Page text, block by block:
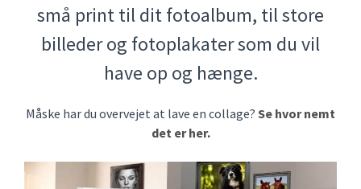
små print til dit fotoalbum, til store
billeder og fotoplakater som du vil
have op og hænge.
Måske har du overvejet at lave en collage? Se hvor nemt
det er her.